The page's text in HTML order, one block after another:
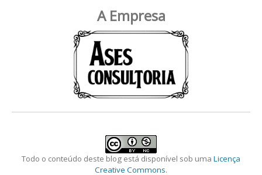
A Empresa
Todo o conteúdo deste blog está disponível sob uma Licença
Creative Commons.